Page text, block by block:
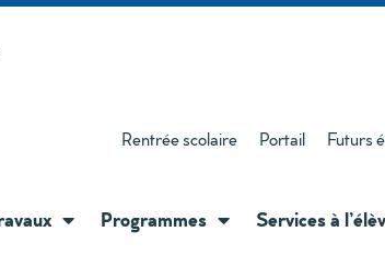
Rentrée scolaire Portail Futurs
Programmes Services à